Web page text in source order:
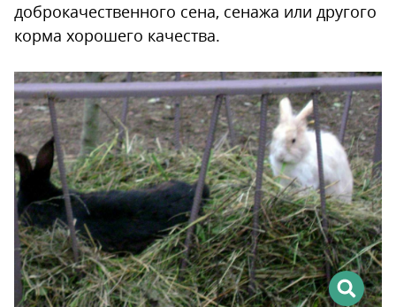
доброкачественного сена, сенажа или другого
корма хорошего качества.